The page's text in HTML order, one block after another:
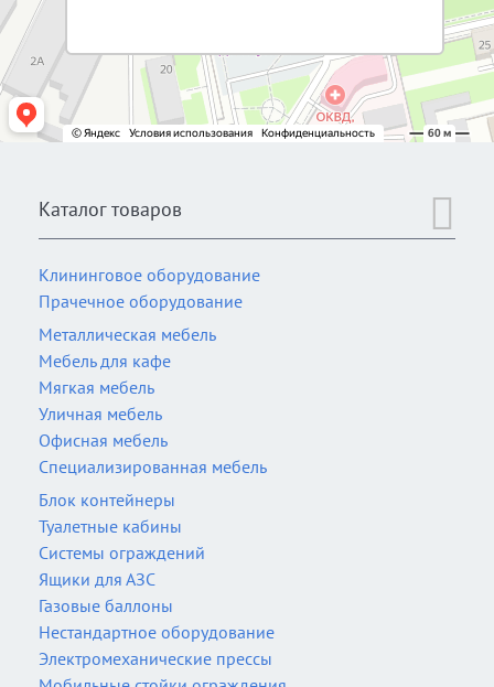
Каталог товаров
Клининговое оборудование
Прачечное оборудование
Металлическая мебель
Мебель для кафе
Мягкая мебель
Уличная мебель
Офисная мебель
Специализированная мебель
Блок контейнеры
Туалетные кабины
Системы ограждений
Ящики для АЗС
Газовые баллоны
Нестандартное оборудование
Электромеханические прессы